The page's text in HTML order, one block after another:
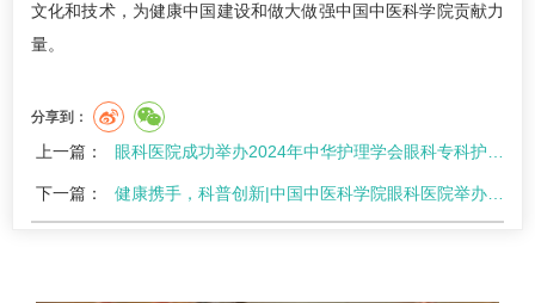
文化和技术，为健康中国建设和做大做强中国中医科学院贡献力
量。
分享到：
上一篇： 眼科医院成功举办2024年中华护理学会眼科专科护士临床教学基地培训班
下一篇： 健康携手，科普创新|中国中医科学院眼科医院举办护士节护理科普演讲比赛